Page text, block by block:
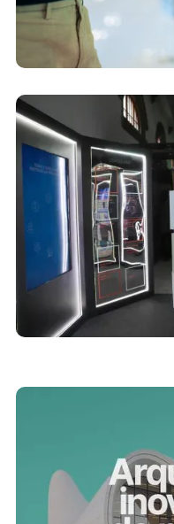
25/11/2024
Catálogos
centros de memória
9/11/2023